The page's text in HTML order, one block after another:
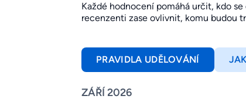
Každé hodnocení pomáhá určit, kdo
recenzenti zase ovlivnit, komu budou
PRAVIDLA UDĚLOVÁNÍ
ZÁŘÍ 2026